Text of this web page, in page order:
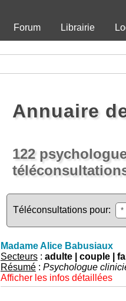
Forum Librairie
Annuaire
122
Téléconsultations pour:
Madame Alice Babusiaux
Secteurs: adulte | couple |
Résumé: Psychologue
Afficher les infos détaillées